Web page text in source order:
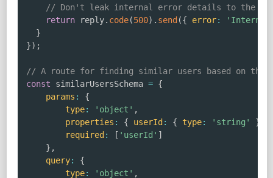
// Don't leak internal error details to the
return reply. code(500) . send ({ error:
'Internal
}
}) ;
// A route for finding similar users based on
const similarUsersSchema = {
params :
{
type: 'object' ,
properties : { userId : { type: 'string' }
required : [ 'userId' ]
} ,
query:
{
type: 'object' ,